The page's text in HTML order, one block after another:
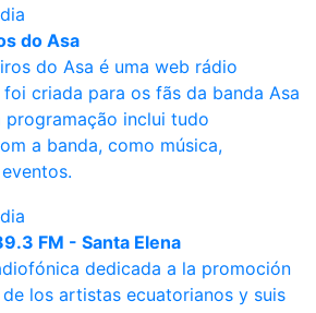
do Asa
do Asa é uma web rádio
criada para os fãs da banda Asa
programação inclui tudo
a banda, como música,
FM - Santa Elena
dedicada a la promoción
los artistas ecuatorianos y suis